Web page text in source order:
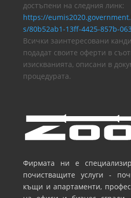
достъпени на следния линк:
https://
s/80b52ab1-13ff-4425-857b-
Всички заинтересовани
подадат своите оферти в
изискванията, описани в
процедурата.
Фирмата ни е
почистващите услуги -
къщи и апартаменти,